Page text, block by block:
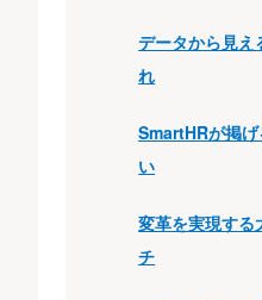
データから見え
れ
SmartHRが掲
い
変革を実現する
チ